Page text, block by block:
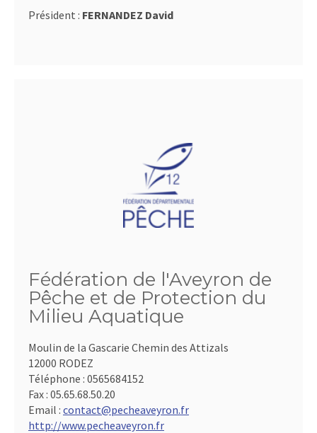
Président : FERNANDEZ David
Fédération de l'Aveyron de
Pêche et de Protection du
Milieu Aquatique
Moulin de la Gascarie Chemin des Attizals
12000 RODEZ
Téléphone : 0565684152
Fax : 05.65.68.50.20
Email : contact@pecheaveyron.fr
http://www.pecheaveyron.fr